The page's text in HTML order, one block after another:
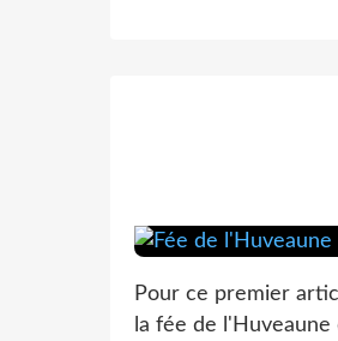
Pour ce premier
la fée de